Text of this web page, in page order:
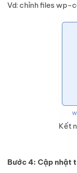
Vd: chỉnh files wp-
Kết
Bước 4: Cập nhật